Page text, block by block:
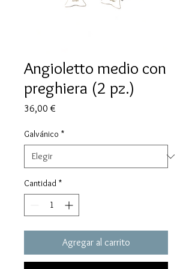
Angioletto medio con
preghiera (2 pz.)
36,00 €
Galvánico *
Cantidad *
Agregar al carrito